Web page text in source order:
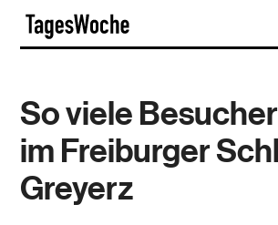
Skip
content
So viele
im Freiburger
Greyerz